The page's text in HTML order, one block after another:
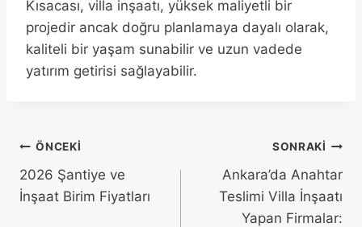
Kısacası, villa inşaatı, yüksek maliyetli bir
projedir ancak doğru planlamaya dayalı olarak,
kaliteli bir yaşam sunabilir ve uzun vadede
yatırım getirisi sağlayabilir.
ÖNCEKI
2026 Şantiye ve
İnşaat Birim Fiyatları
SONRAKI
Ankara’da Anahtar
Teslimi Villa İnşaatı
Yapan Firmalar: